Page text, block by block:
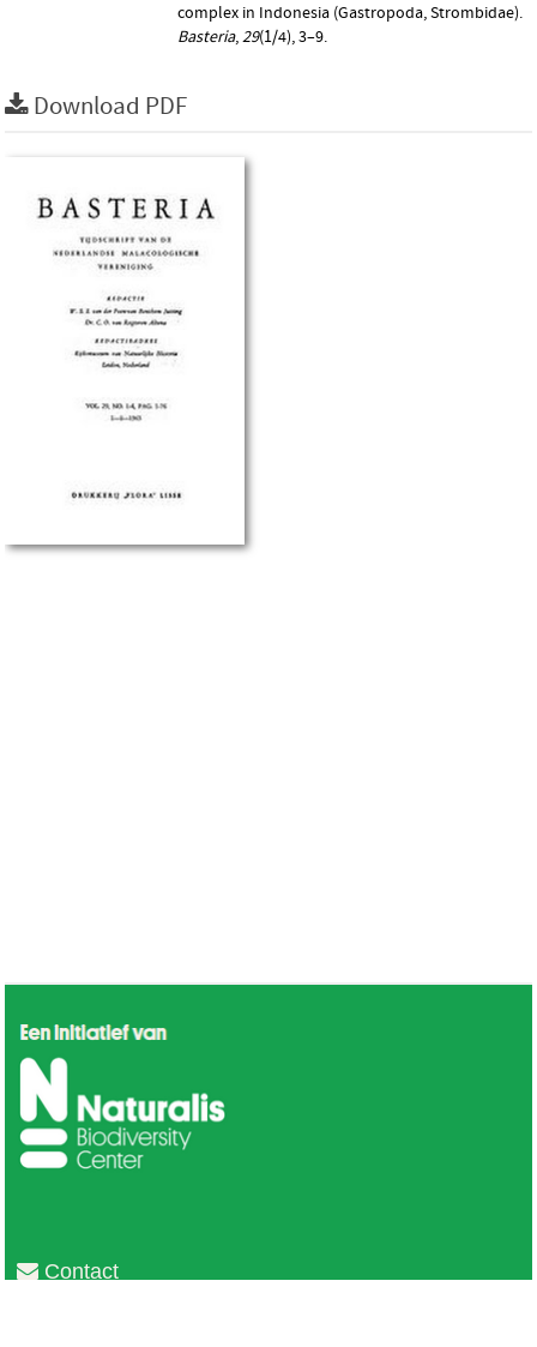
complex in Indonesia (Gastropoda, Strombidae).
Basteria,29(1/4), 3–9.
Download PDF
Contact